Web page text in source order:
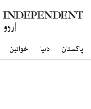
پاکستان دنیا خواتین